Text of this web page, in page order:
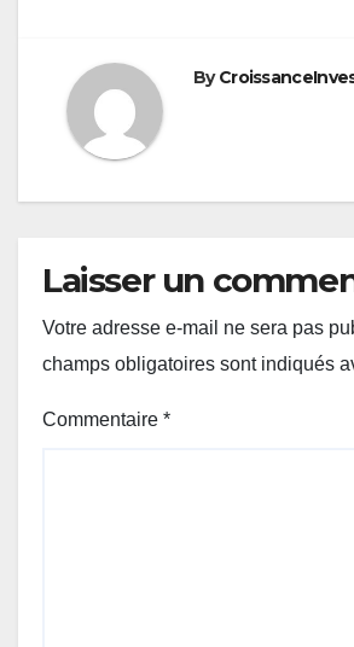
By
Laisser un
Votre adresse e-mail ne sera pas
champs obligatoires sont indiqués
Commentaire *